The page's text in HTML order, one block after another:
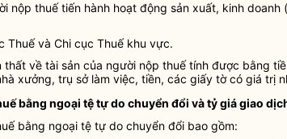
nộp thuếtiến hành hoạt động sản xuất, kinh doanh
Thuếvà Chi cục Thuếkhu vực.
thất về tài sản của người nộp thuếtính được bằng
xưởng, trụ sở làm việc, tiền, các giấy tờ có giá trị
bằng ngoại tệ tự do chuyển đổi và tỷ giá giao
bằng ngoại tệ tự do chuyển đổi bao gồm: